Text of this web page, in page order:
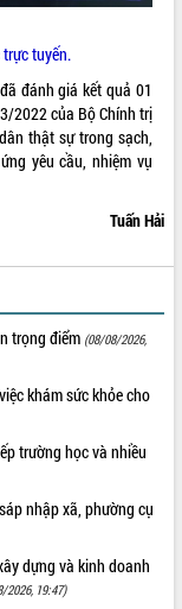
tuyến.
đánh giá kết quả 01
2022 của Bộ Chính trị
thật sự trong sạch,
yêu cầu, nhiệm vụ
Tuấn Hải
trọng điểm (08/08/2026,
khám sức khỏe cho
trường học và nhiều
nhập xã, phường cụ
dựng và kinh doanh
2026, 19:47)